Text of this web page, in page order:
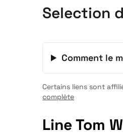
Selection
Comment le
Certains liens sont
complète
Line Tom